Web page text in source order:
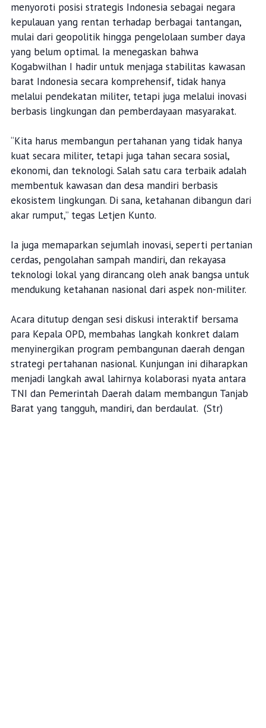
menyoroti posisi strategis Indonesia sebagai negara
kepulauan yang rentan terhadap berbagai tantangan,
mulai dari geopolitik hingga pengelolaan sumber daya
yang belum optimal. Ia menegaskan bahwa
Kogabwilhan I hadir untuk menjaga stabilitas kawasan
barat Indonesia secara komprehensif, tidak hanya
melalui pendekatan militer, tetapi juga melalui inovasi
berbasis lingkungan dan pemberdayaan masyarakat.
“Kita harus membangun pertahanan yang tidak hanya
kuat secara militer, tetapi juga tahan secara sosial,
ekonomi, dan teknologi. Salah satu cara terbaik adalah
membentuk kawasan dan desa mandiri berbasis
ekosistem lingkungan. Di sana, ketahanan dibangun dari
akar rumput,” tegas Letjen Kunto.
Ia juga memaparkan sejumlah inovasi, seperti pertanian
cerdas, pengolahan sampah mandiri, dan rekayasa
teknologi lokal yang dirancang oleh anak bangsa untuk
mendukung ketahanan nasional dari aspek non-militer.
Acara ditutup dengan sesi diskusi interaktif bersama
para Kepala OPD, membahas langkah konkret dalam
menyinergikan program pembangunan daerah dengan
strategi pertahanan nasional. Kunjungan ini diharapkan
menjadi langkah awal lahirnya kolaborasi nyata antara
TNI dan Pemerintah Daerah dalam membangun Tanjab
Barat yang tangguh, mandiri, dan berdaulat. (Str)